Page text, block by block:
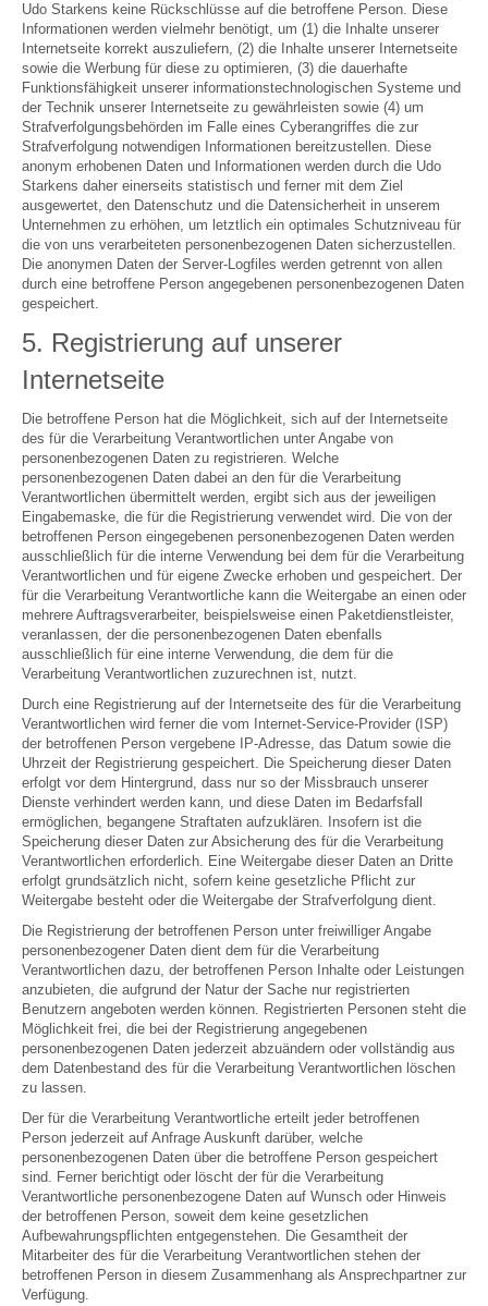
Udo Starkens keine Rückschlüsse auf die betroffene Person. Diese
Informationen werden vielmehr benötigt, um (1) die Inhalte unserer
Internetseite korrekt auszuliefern, (2) die Inhalte unserer Internetseite
sowie die Werbung für diese zu optimieren, (3) die dauerhafte
Funktionsfähigkeit unserer informationstechnologischen Systeme und
der Technik unserer Internetseite zu gewährleisten sowie (4) um
Strafverfolgungsbehörden im Falle eines Cyberangriffes die zur
Strafverfolgung notwendigen Informationen bereitzustellen. Diese
anonym erhobenen Daten und Informationen werden durch die Udo
Starkens daher einerseits statistisch und ferner mit dem Ziel
ausgewertet, den Datenschutz und die Datensicherheit in unserem
Unternehmen zu erhöhen, um letztlich ein optimales Schutzniveau für
die von uns verarbeiteten personenbezogenen Daten sicherzustellen.
Die anonymen Daten der Server-Logfiles werden getrennt von allen
durch eine betroffene Person angegebenen personenbezogenen Daten
gespeichert.
5. Registrierung auf unserer
Internetseite
Die betroffene Person hat die Möglichkeit, sich auf der Internetseite
des für die Verarbeitung Verantwortlichen unter Angabe von
personenbezogenen Daten zu registrieren. Welche
personenbezogenen Daten dabei an den für die Verarbeitung
Verantwortlichen übermittelt werden, ergibt sich aus der jeweiligen
Eingabemaske, die für die Registrierung verwendet wird. Die von der
betroffenen Person eingegebenen personenbezogenen Daten werden
ausschließlich für die interne Verwendung bei dem für die Verarbeitung
Verantwortlichen und für eigene Zwecke erhoben und gespeichert. Der
für die Verarbeitung Verantwortliche kann die Weitergabe an einen oder
mehrere Auftragsverarbeiter, beispielsweise einen Paketdienstleister,
veranlassen, der die personenbezogenen Daten ebenfalls
ausschließlich für eine interne Verwendung, die dem für die
Verarbeitung Verantwortlichen zuzurechnen ist, nutzt.
Durch eine Registrierung auf der Internetseite des für die Verarbeitung
Verantwortlichen wird ferner die vom Internet-Service-Provider (ISP)
der betroffenen Person vergebene IP-Adresse, das Datum sowie die
Uhrzeit der Registrierung gespeichert. Die Speicherung dieser Daten
erfolgt vor dem Hintergrund, dass nur so der Missbrauch unserer
Dienste verhindert werden kann, und diese Daten im Bedarfsfall
ermöglichen, begangene Straftaten aufzuklären. Insofern ist die
Speicherung dieser Daten zur Absicherung des für die Verarbeitung
Verantwortlichen erforderlich. Eine Weitergabe dieser Daten an Dritte
erfolgt grundsätzlich nicht, sofern keine gesetzliche Pflicht zur
Weitergabe besteht oder die Weitergabe der Strafverfolgung dient.
Die Registrierung der betroffenen Person unter freiwilliger Angabe
personenbezogener Daten dient dem für die Verarbeitung
Verantwortlichen dazu, der betroffenen Person Inhalte oder Leistungen
anzubieten, die aufgrund der Natur der Sache nur registrierten
Benutzern angeboten werden können. Registrierten Personen steht die
Möglichkeit frei, die bei der Registrierung angegebenen
personenbezogenen Daten jederzeit abzuändern oder vollständig aus
dem Datenbestand des für die Verarbeitung Verantwortlichen löschen
zu lassen.
Der für die Verarbeitung Verantwortliche erteilt jeder betroffenen
Person jederzeit auf Anfrage Auskunft darüber, welche
personenbezogenen Daten über die betroffene Person gespeichert
sind. Ferner berichtigt oder löscht der für die Verarbeitung
Verantwortliche personenbezogene Daten auf Wunsch oder Hinweis
der betroffenen Person, soweit dem keine gesetzlichen
Aufbewahrungspflichten entgegenstehen. Die Gesamtheit der
Mitarbeiter des für die Verarbeitung Verantwortlichen stehen der
betroffenen Person in diesem Zusammenhang als Ansprechpartner zur
Verfügung.